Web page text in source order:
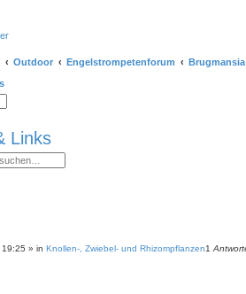
Outdoor Engelstrompetenforum
e
e
r
Links
» in Knollen-, Zwiebel- und Rhizompflanzen1